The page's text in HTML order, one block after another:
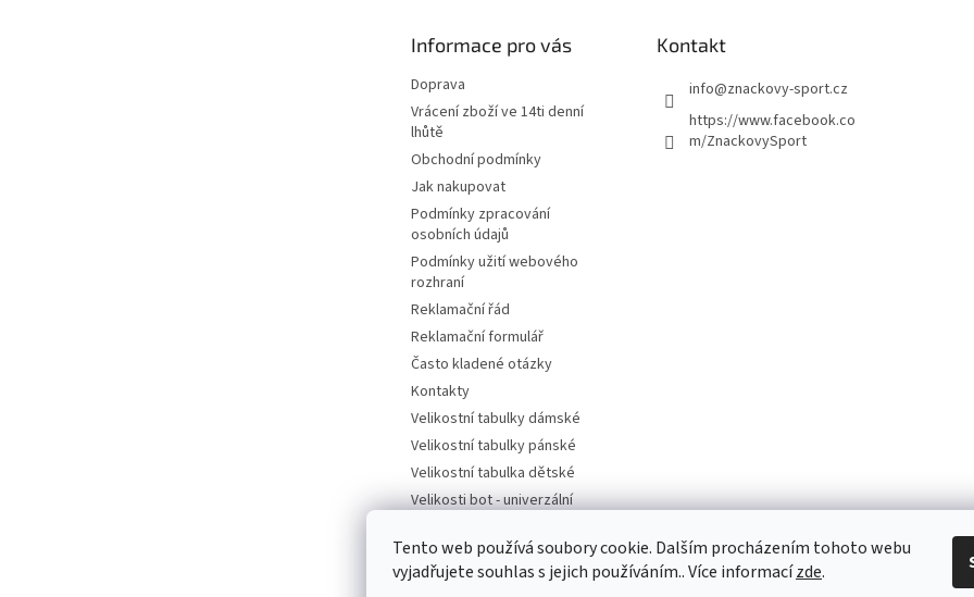
Tento web používá soubory cookie. Dalším procházením tohoto webu
vyjadřujete souhlas s jejich používáním.. Více informacízde.
Informace pro vás
Doprava
Vrácení zboží ve 14ti denní
lhůtě
Obchodní podmínky
Jak nakupovat
Podmínky zpracování
osobních údajů
Podmínky užití webového
rozhraní
Reklamační řád
Reklamační formulář
Často kladené otázky
Kontakty
Velikostní tabulky dámské
Velikostní tabulky pánské
Velikostní tabulka dětské
Velikosti bot - univerzální
Velikosti bot - dle značek
Kontakt
info@znackovy-sport.cz
https://www.facebook.co
m/ZnackovySport